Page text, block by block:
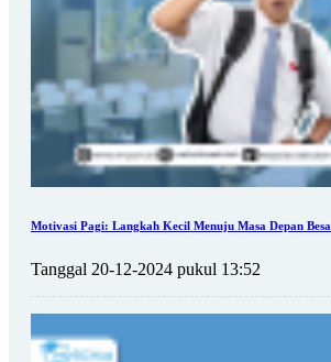
Motivasi Pagi: Langkah Kecil Menuju Masa Depan
Tanggal 20-12-2024 pukul 13:52